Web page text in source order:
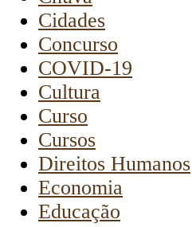
Cidades
Concurso
COVID-19
Cultura
Curso
Cursos
Direitos Humanos
Economia
Educação